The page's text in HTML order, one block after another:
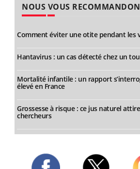
NOUS VOUS
Comment éviter une otite pendant les
Hantavirus : un cas détecté chez un
Mortalité infantile : un rapport
élevé en France
Grossesse à risque : ce jus naturel
chercheurs